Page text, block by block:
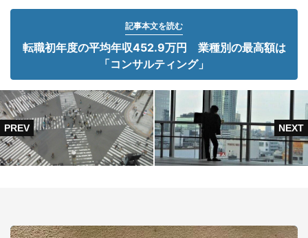
記事本文を読む
転職初年度の平均年収452.9万円 業種別の最高額は
「コンサルティング」